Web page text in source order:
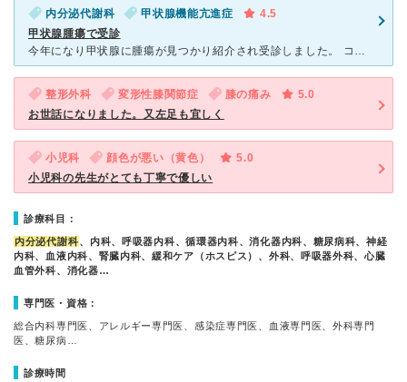
内分泌代謝科 甲状腺機能亢進症
4.5
甲状腺腫瘍で受診
今年になり甲状腺に腫瘍が見つかり紹介され受診しました。 コロナなどで大変な中皆さん頑張っておられるなぁと思いました。色々心配ですが、12月に摘出手術を受ける予定です。 先生はとても明るく私の不安を
整形外科 変形性膝関節症 膝の痛み
5.0
お世話になりました。又左足も宜しく
小児科 顔色が悪い（黄色）
5.0
小児科の先生がとても丁寧で優しい
診療科目：
内分泌代謝科、内科、呼吸器内科、循環器内科、消化器内科、糖尿病科、神経
内科、血液内科、腎臓内科、緩和ケア（ホスピス）、外科、呼吸器外科、心臓
血管外科、消化器…
専門医・資格：
総合内科専門医、アレルギー専門医、感染症専門医、血液専門医、外科専門
医、糖尿病…
診療時間